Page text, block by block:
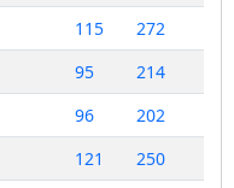
115
272
95
214
96
202
121
250